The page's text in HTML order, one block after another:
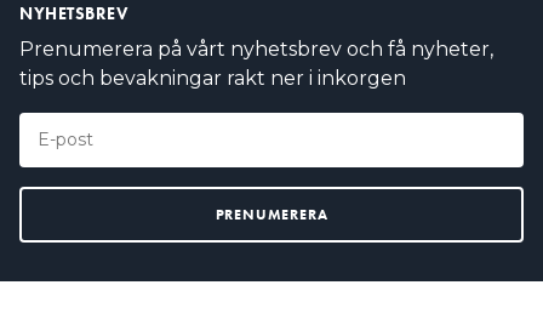
NYHETSBREV
Prenumerera på vårt nyhetsbrev och få nyheter,
tips och bevakningar rakt ner i inkorgen